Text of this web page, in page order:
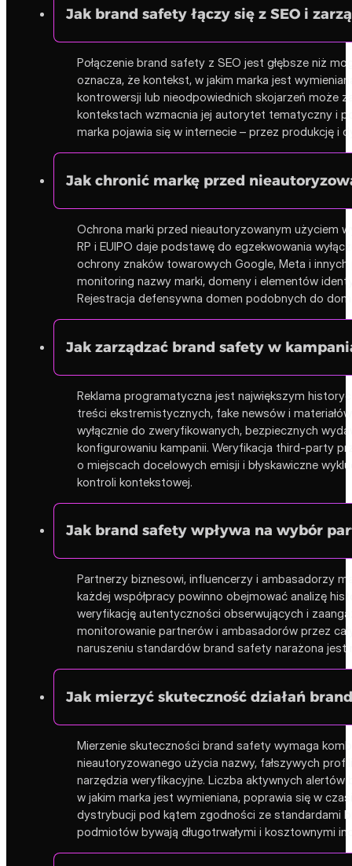
Jak brand safety łączy się z SEO i
Połączenie brand safety z SEO jest głębsze niż
oznacza, że kontekst, w jakim marka jest
kontrowersji lub nieodpowiednich skojarzeń może
kontekstach wzmacnia jej autorytet tematyczny i
marka pojawia się w internecie – przez produkcję
Jak chronić markę przed
Ochrona marki przed nieautoryzowanym użyciem
RP i EUIPO daje podstawę do egzekwowania
ochrony znaków towarowych Google, Meta i
monitoring nazwy marki, domeny i elementów
Rejestracja defensywna domen podobnych do
Jak zarządzać brand safety w
Reklama programatyczna jest największym
treści ekstremistycznych, fake newsów i
wyłącznie do zweryfikowanych, bezpiecznych
konfigurowaniu kampanii. Weryfikacja third-party
o miejscach docelowych emisji i błyskawiczne
kontroli kontekstowej.
Jak brand safety wpływa na wybór
Partnerzy biznesowi, influencerzy i ambasadorzy
każdej współpracy powinno obejmować analizę
weryfikację autentyczności obserwujących i
monitorowanie partnerów i ambasadorów przez
naruszeniu standardów brand safety narażona jest
Jak mierzyć skuteczność działań
Mierzenie skuteczności brand safety wymaga
nieautoryzowanego użycia nazwy, fałszywych
narzędzia weryfikacyjne. Liczba aktywnych
w jakim marka jest wymieniana, poprawia się w
dystrybucji pod kątem zgodności ze standardami
podmiotów bywają długotrwałymi i kosztownymi